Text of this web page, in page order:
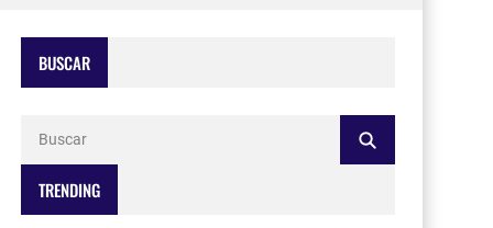
BUSCAR
TRENDING